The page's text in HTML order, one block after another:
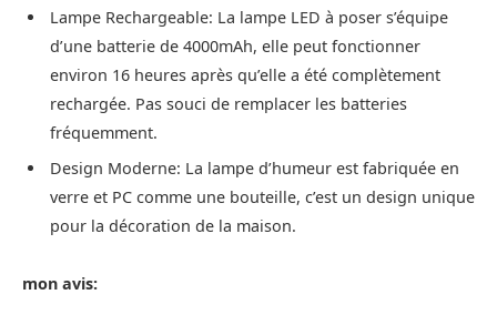
Lampe Rechargeable: La lampe LED à poser s’équipe
d’une batterie de 4000mAh, elle peut fonctionner
environ 16 heures après qu’elle a été complètement
rechargée. Pas souci de remplacer les batteries
fréquemment.
Design Moderne: La lampe d’humeur est fabriquée en
verre et PC comme une bouteille, c’est un design unique
pour la décoration de la maison.
mon avis: